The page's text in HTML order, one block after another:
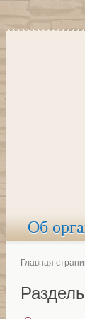
Об
Главная